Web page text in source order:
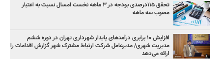
تحقق ۱۱۵درصدی بودجه در ۳ ماهه نخست امسال نسبت به اعتبار
مصوب سه ماهه
افزایش ۱۰ برابری درآمدهای پایدار شهرداری تهران در دوره ششم
مدیریت شهری/ مدیرعامل شرکت ارتباط مشترک شهر گزارش اقدامات را
ارائه می‌دهد